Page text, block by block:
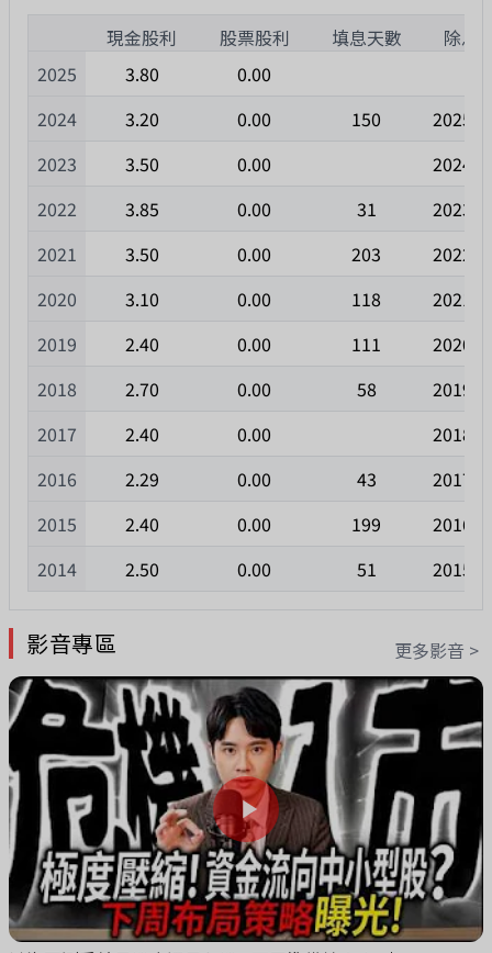
2025
2024
2023
2022
2021
2020
2019
2018
2017
2016
2015
2014
現金股利 股票股利 填息天數
除息
3.80
0.00
3.20
0.00 150
2025/
3.50
0.00
2024/
3.85
0.00 31
2023/
3.50
0.00 203
2022/
3.10
0.00 118
2021/
2.40
0.00 111
2020/
2.70
0.00 58
2019/
2.40
0.00
2018/
2.29
0.00 43
2017/
2.40
0.00 199
2016/
2.50
0.00 51 2015/
影音專區 更多影音 >